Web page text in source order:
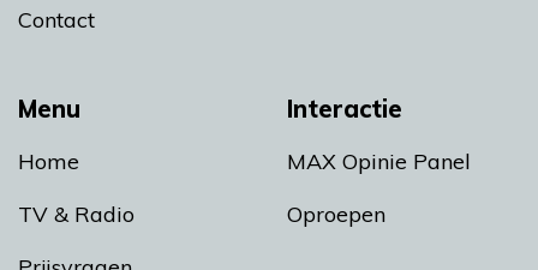
Menu
Home
TV & Radio
Interactie
MAX Opinie Panel
Oproepen
Contact